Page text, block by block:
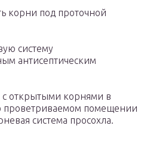
корни под проточной
систему
антисептическим
с открытыми корнями в
проветриваемом помещении
система просохла.